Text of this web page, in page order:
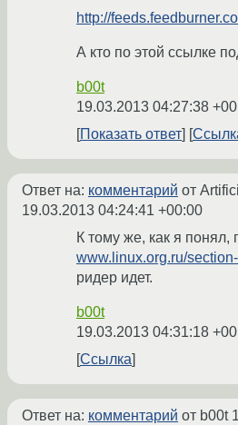
http://
А кто по этой ссылке
b00t
19.03.2013 04:27:38
Показать ответ
Ответ на: комментарий от
19.03.2013 04:24:41 +00:00
К тому же, как я понял,
www.linux.org.ru/
ридер идет.
b00t
19.03.2013 04:31:18
Ссылка
Ответ на: комментарий от b00t